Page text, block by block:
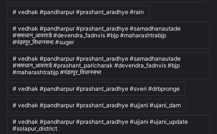
# vedhak #pandharpur #prashant_aradhye #rain
# vedhak #pandharpur #prashant_aradhye #samadhanautade
#समाधान_आवताडे #devendra_fadnvis #bjp #maharashtrabjp
#पंढरपूर_विधानसभा #suger
# vedhak #pandharpur #prashant_aradhye #samadhanautade
#समाधान_आवताडे #prashant_paricharak #devendra_fadnvis #bjp
#maharashtrabjp #पंढरपूर_विधानसभा
# vedhak #pandharpur #prashant_aradhye #sveri #drbpronge
# vedhak #pandharpur #prashant_aradhye #ujjani #ujani_dam
# vedhak #pandharpur #prashant_aradhye #ujjani #ujani_update
#solapur_district